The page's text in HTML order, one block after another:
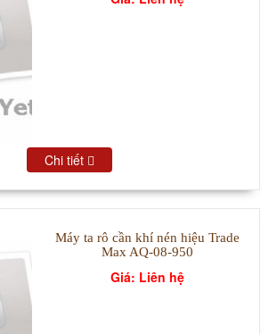
Chi tiết
Máy ta rô cần khí nén hiệu Trade
Max AQ-08-950
Giá: Liên hệ